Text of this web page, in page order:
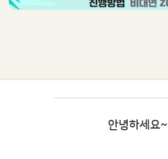
안녕하세요